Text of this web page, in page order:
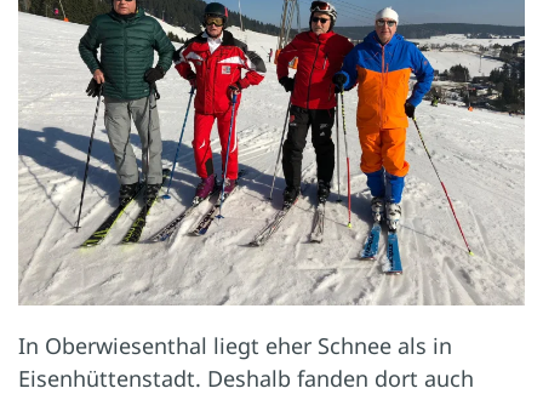
In Oberwiesenthal liegt eher Schnee als in
Eisenhüttenstadt. Deshalb fanden dort auch